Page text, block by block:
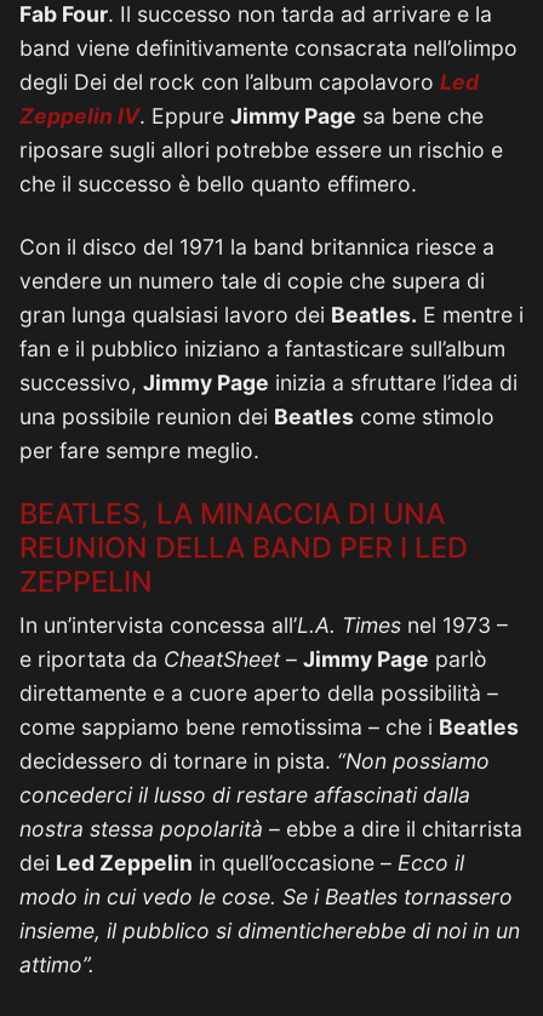
Fab Four. Il successo non tarda ad arrivare e la
band viene definitivamente consacrata nell’olimpo
degli Dei del rock con l’album capolavoro Led
Zeppelin IV. Eppure Jimmy Page sa bene che
riposare sugli allori potrebbe essere un rischio e
che il successo è bello quanto effimero.
Con il disco del 1971 la band britannica riesce a
vendere un numero tale di copie che supera di
gran lunga qualsiasi lavoro dei Beatles. E mentre i
fan e il pubblico iniziano a fantasticare sull’album
successivo, Jimmy Page inizia a sfruttare l’idea di
una possibile reunion dei Beatles come stimolo
per fare sempre meglio.
BEATLES, LA MINACCIA DI UNA
REUNION DELLA BAND PER I LED
ZEPPELIN
In un’intervista concessa all’L.A. Times nel 1973 –
e riportata da CheatSheet– Jimmy Page parlò
direttamente e a cuore aperto della possibilità –
come sappiamo bene remotissima – che i Beatles
decidessero di tornare in pista. “Non possiamo
concederci il lusso di restare affascinati dalla
nostra stessa popolarità – ebbe a dire il chitarrista
dei Led Zeppelin in quell’occasione – Ecco il
modo in cui vedo le cose. Se i Beatles tornassero
insieme, il pubblico si dimenticherebbe di noi in un
attimo”.